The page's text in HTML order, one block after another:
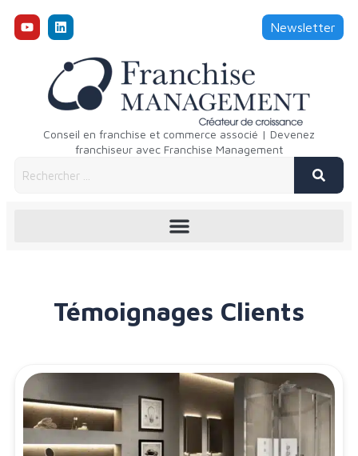
Newsletter
Conseil en franchise et commerce associé | Devenez
franchiseur avec Franchise Management
Témoignages Clients